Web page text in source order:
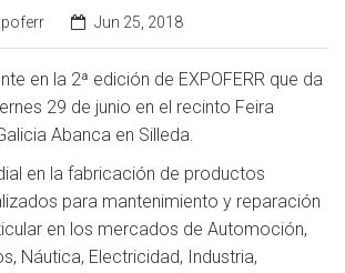
Jun 25, 2018
en la 2ª edición de EXPOFERR que da
29 de junio en el recinto Feira
Abanca en Silleda.
en la fabricación de productos
para mantenimiento y reparación
en los mercados de Automoción,
Náutica, Electricidad, Industria,